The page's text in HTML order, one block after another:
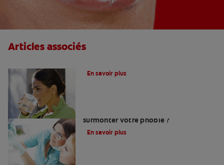
Articles associés
En savoir plus
surmonter votre phobie ?
En savoir plus